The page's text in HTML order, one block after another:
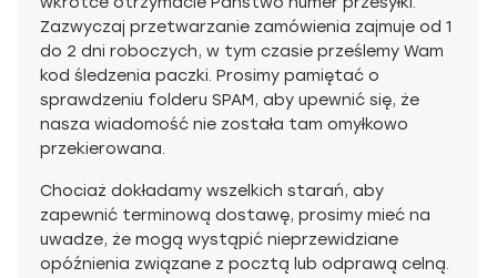
Zazwyczaj przetwarzanie zamówienia zajmuje od 1
do 2 dni roboczych, w tym czasie prześlemy Wam
kod śledzenia paczki. Prosimy pamiętać o
sprawdzeniu folderu SPAM, aby upewnić się, że
nasza wiadomość nie została tam omyłkowo
przekierowana.
Chociaż dokładamy wszelkich starań, aby
zapewnić terminową dostawę, prosimy mieć na
uwadze, że mogą wystąpić nieprzewidziane
opóźnienia związane z pocztą lub odprawą celną.